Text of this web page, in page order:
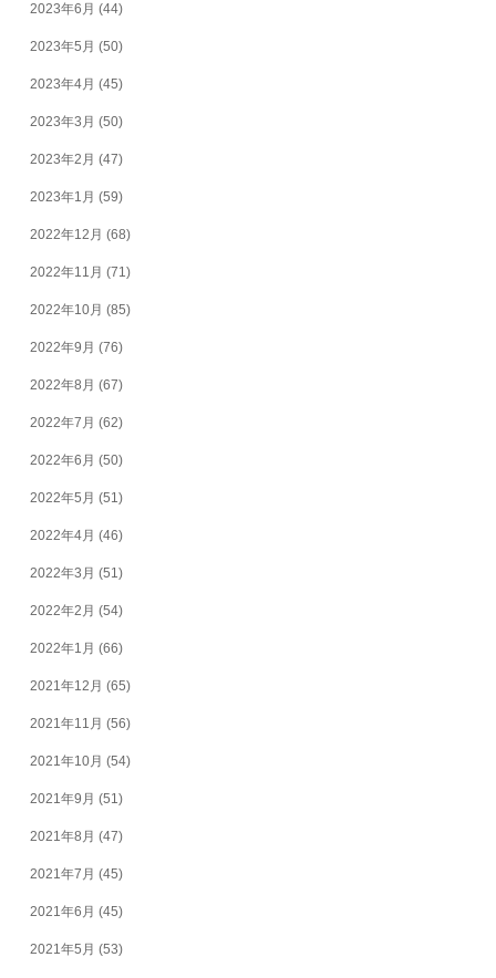
2023年6月 (44)
2023年5月 (50)
2023年4月 (45)
2023年3月 (50)
2023年2月 (47)
2023年1月 (59)
2022年12月 (68)
2022年11月 (71)
2022年10月 (85)
2022年9月 (76)
2022年8月 (67)
2022年7月 (62)
2022年6月 (50)
2022年5月 (51)
2022年4月 (46)
2022年3月 (51)
2022年2月 (54)
2022年1月 (66)
2021年12月 (65)
2021年11月 (56)
2021年10月 (54)
2021年9月 (51)
2021年8月 (47)
2021年7月 (45)
2021年6月 (45)
2021年5月 (53)